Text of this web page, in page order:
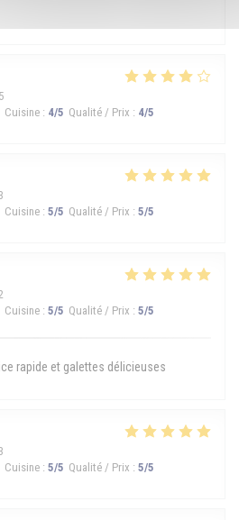
Cuisine : 4/5 Qualité / Prix : 4/5
Cuisine : 5/5 Qualité / Prix : 5/5
Cuisine : 5/5 Qualité / Prix : 5/5
rapide et galettes délicieuses
Cuisine : 5/5 Qualité / Prix : 5/5